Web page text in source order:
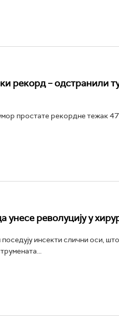
рекорд – одстранили
простате рекордне тежак
револуцију у
инсекти слични оси,